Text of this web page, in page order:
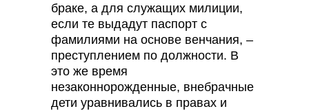
браке, а для служащих милиции,
если те выдадут паспорт с
фамилиями на основе венчания, –
преступлением по должности. В
это же время
незаконнорожденные, внебрачные
дети уравнивались в правах и